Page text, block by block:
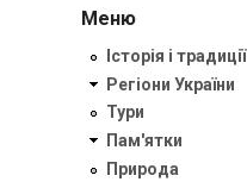
Меню
Історія і традиції
Регіони України
Тури
Пам'ятки
Природа